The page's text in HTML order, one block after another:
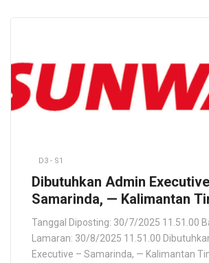
D3 - S1
Dibutuhkan Admin
Samarinda, — Kalimantan
(Lamar Langsung)
(importir dan distributor)
alat berat dan
Tanggal Diposting: 30/7/2025 11.51.00
Lamaran: 30/8/2025 11.51.00
Executive – Samarinda, — Kalimantan